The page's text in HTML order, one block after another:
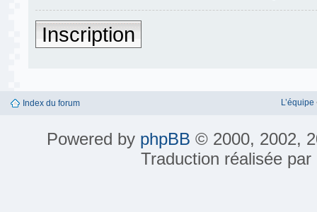
Inscription
Index du forum L’équipe
Powered by phpBB © 2000, 2002,
Traduction réalisée par